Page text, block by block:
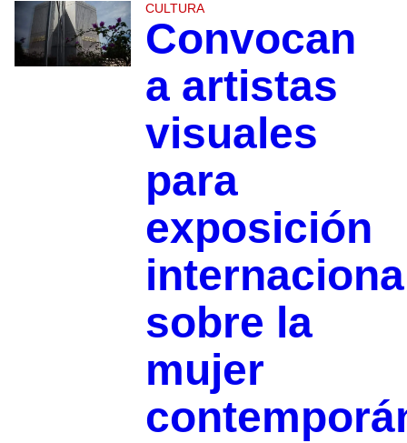
CULTURA
Convocan
a artistas
visuales
para
exposición
sobre la
mujer